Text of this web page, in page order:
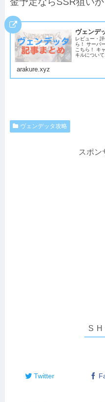
ヴェンデ
レビュー・
ら！ サーバ
こちら！ キ
キルについて
arakure.xyz
ヴェンデッタ攻略
スポン
Twitter